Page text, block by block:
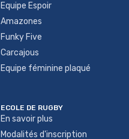
Equipe Espoir
Amazones
Funky Five
Carcajous
Equipe féminine plaqué
ECOLE DE RUGBY
En savoir plus
Modalités d'inscription